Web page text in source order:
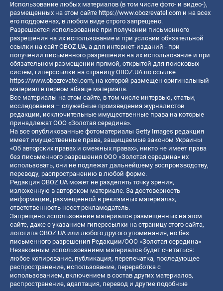
Использование любых материалов (в том числе фото- и видео-),
размещенных на этом сайте https://www.obozrevatel.com и на всех
его поддоменах, в любом виде строго запрещено.
Разрешается использование при получении письменного
разрешения на их использование и при условии обязательной
ссылки на сайт OBOZ.UA, а для интернет-изданий - при
получении письменного разрешения на их использование и при
обязательном размещении прямой, открытой для поисковых
систем, гиперссылки на страницу OBOZ.UA по ссылке
https://www.obozrevatel.com, на которой размещен оригинальный
материал в первом абзаце материала.
Все материалы на этом сайте, в том числе интервью, статьи,
исследования – служебные произведения журналистов
редакции, исключительные имущественные права на которые
принадлежат ООО «Золотая середина».
На все опубликованные фотоматериалы Getty Images редакция
имеет имущественные права, защищаемые законом Украины
«Об авторских правах и смежных правах», никто не имеет права
без письменного разрешения ООО «Золотая середина» их
использовать, они не подлежат дальнейшему воспроизводству,
переводу, распространению в любой форме.
Редакция OBOZ.UA может не разделять точку зрения,
изложенную в авторском материале. За достоверность
информации, размещенной в рекламных материалах,
ответственность несет рекламодатель.
Запрещено использование материалов размещенных на этом
сайте, даже с указанием гиперссылки на страницу этого сайта,
логотипа OBOZ.UA или любого другого упоминания, но без
письменного разрешения Редакции/ООО «Золотая середина»
Незаконным использованием материалов будет считаться:
любое копирование, публикация, перепечатка, последующее
распространение, использование, переработка с
использованием, включением в состав других материалов,
распространение, адаптация, перевод и другие подобные